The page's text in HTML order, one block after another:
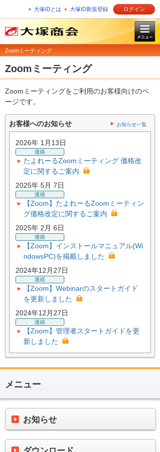
大塚IDとは 大塚ID新規登録 ログイン
Zoomミーティング
Zoomミーティング
Zoomミーティングをご利用のお客様向けのペ
ージです。
お客様へのお知らせ お知らせ一覧
2026年 1月13日
連絡
たよれーるZoomミーティング 価格改
定に関するご案内
2025年 5月 7日
連絡
【Zoom】たよれーるZoomミーティン
グ価格改定に関するご案内
2025年 2月 6日
連絡
【Zoom】インストールマニュアル(Wi
ndowsPC)を掲載しました
2024年12月27日
連絡
【Zoom】Webinarのスタートガイド
を更新しました
2024年12月27日
連絡
【Zoom】管理者スタートガイドを更
新しました
メニュー
お知らせ